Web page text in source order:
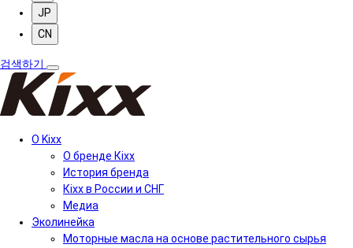
JP
CN
검색하기
О Kixx
О бренде Кіхх
История бренда
Кіхx в России и СНГ
Медиа
Эколинейка
Моторные масла на основе растительного сырья